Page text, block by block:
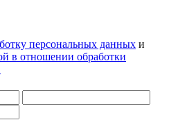
персональных данных и
в отношении обработки